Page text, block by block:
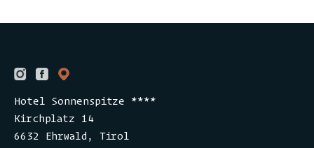
Hotel Sonnenspitze ****
Kirchplatz 14
6632 Ehrwald, Tirol